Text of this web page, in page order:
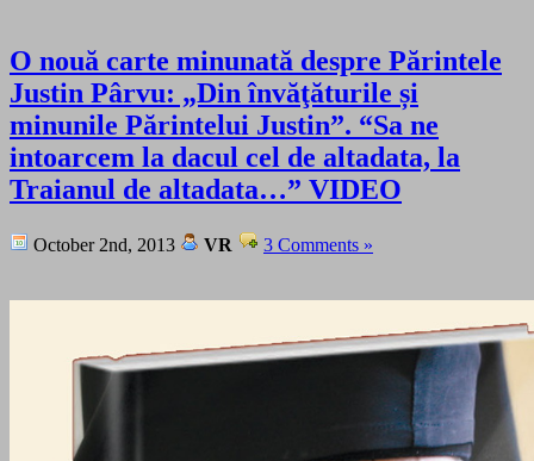
O nouă carte minunată despre Părintele
Justin Pârvu: „Din învăţăturile și
minunile Părintelui Justin”. “Sa ne
intoarcem la dacul cel de altadata, la
Traianul de altadata…” VIDEO
October 2nd, 2013 VR 3 Comments »